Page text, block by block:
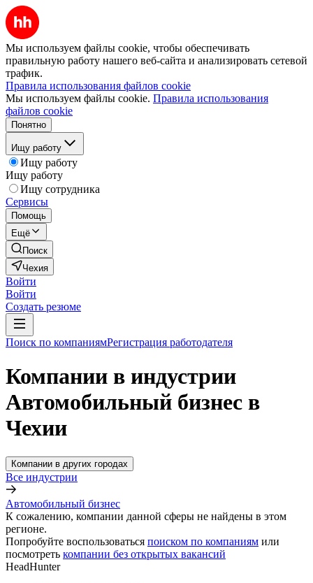
Мы используем файлы cookie, чтобы обеспечивать
правильную работу нашего веб-сайта и анализировать сетевой
трафик.
Правила использования файлов cookie
Мы используем файлы cookie. Правила использования
файлов cookie
Понятно
Ищу работу
Ищу работу
Ищу работу
Ищу сотрудника
Сервисы
Помощь
Ещё
Поиск
Чехия
Войти
Войти
Создать резюме
Поиск по компаниямРегистрация работодателя
Компании в индустрии
Автомобильный бизнес в
Чехии
Компании в других городах
Все индустрии
Автомобильный бизнес
К сожалению, компании данной сферы не найдены в этом
регионе.
Попробуйте воспользоваться поиском по компаниям или
посмотреть компании без открытых вакансий
HeadHunter